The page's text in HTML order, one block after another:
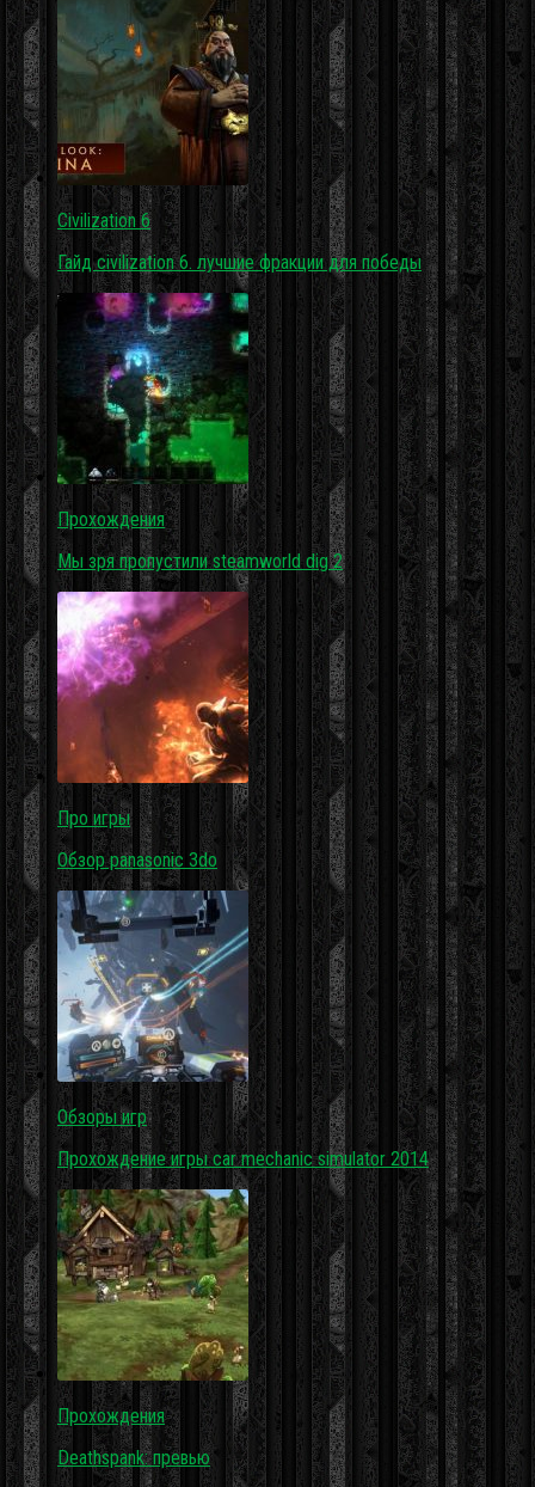
Civilization 6
Гайд civilization 6. лучшие фракции для победы
Прохождения
Мы зря пропустили steamworld dig 2
Про игры
Обзор panasonic 3do
Обзоры игр
Прохождение игры car mechanic simulator 2014
Прохождения
Deathspank: превью